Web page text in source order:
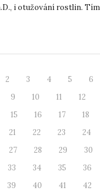
i otužování rostlin.
2 3 4 5 6
9 10 11 12
15 16 17 18
21 22 23 24
27 28 29 30
33 34 35 36
39 40 41 42